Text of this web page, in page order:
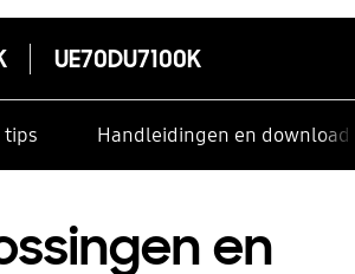
UE70DU7100K
tips Handleidingen en
en